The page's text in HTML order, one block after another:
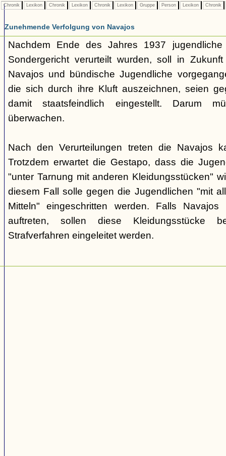
Chronik Lexikon Chronik Lexikon Chronik Lexikon Gruppe Person Lexikon Chronik
Zunehmende Verfolgung von Navajos
Nachdem Ende des Jahres 1937
Sondergericht verurteilt wurden, soll in
Navajos und bündische Jugendliche
die sich durch ihre Kluft auszeichnen, seien
damit staatsfeindlich eingestellt. Darum
überwachen.
Nach den Verurteilungen treten die Navajos
Trotzdem erwartet die Gestapo, dass die
"unter Tarnung mit anderen Kleidungsstücken"
diesem Fall solle gegen die Jugendlichen "mit
Mitteln" eingeschritten werden. Falls Navajos
auftreten, sollen diese Kleidungsstücke
Strafverfahren eingeleitet werden.